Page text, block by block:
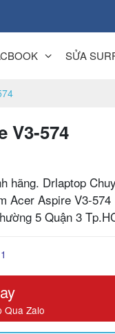
SỬA
V3-574
hãng. Drlaptop
Acer Aspire V3-574
5 Quận 3
Qua Zalo